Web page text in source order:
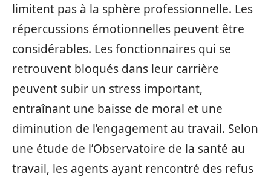
limitent pas à la sphère professionnelle. Les
répercussions émotionnelles peuvent être
considérables. Les fonctionnaires qui se
retrouvent bloqués dans leur carrière
peuvent subir un stress important,
entraînant une baisse de moral et une
diminution de l’engagement au travail. Selon
une étude de l’Observatoire de la santé au
travail, les agents ayant rencontré des refus